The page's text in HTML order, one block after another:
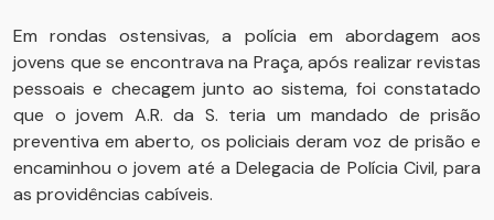
Em rondas ostensivas, a polícia em abordagem aos
jovens que se encontrava na Praça, após realizar revistas
pessoais e checagem junto ao sistema, foi constatado
que o jovem A.R. da S. teria um mandado de prisão
preventiva em aberto, os policiais deram voz de prisão e
encaminhou o jovem até a Delegacia de Polícia Civil, para
as providências cabíveis.